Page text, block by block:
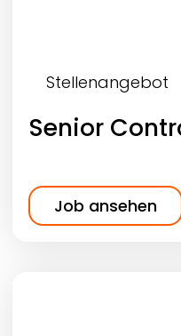
Stellenangebot
Senior
Job ansehen